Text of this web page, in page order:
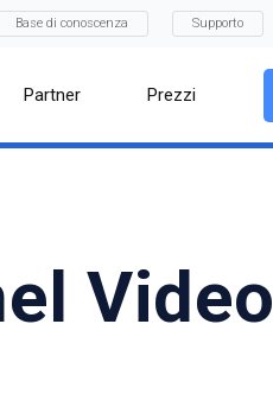
Base di conoscenza Supporto
Partner Prezzi
Video